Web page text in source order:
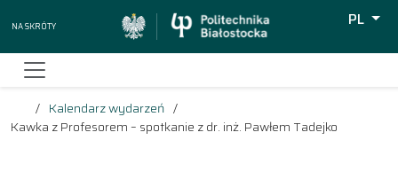
Na skróty
PL
Kalendarz wydarzeń
Kawka z Profesorem – spotkanie z dr. inż. Pawłem Tadejko